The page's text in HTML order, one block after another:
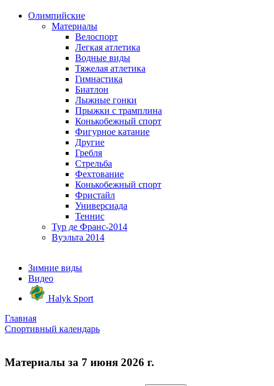
Олимпийские
Материалы
Велоспорт
Легкая атлетика
Водные виды
Тяжелая атлетика
Гимнастика
Биатлон
Лыжные гонки
Прыжки с трамплина
Конькобежный спорт
Фигурное катание
Другие
Гребля
Стрельба
Фехтование
Конькобежный спорт
Фристайл
Универсиада
Теннис
Тур де Франс-2014
Вуэльта 2014
Зимние виды
Видео
Halyk Sport
Главная
Спортивный календарь
Материалы за 7 июня 2026 г.